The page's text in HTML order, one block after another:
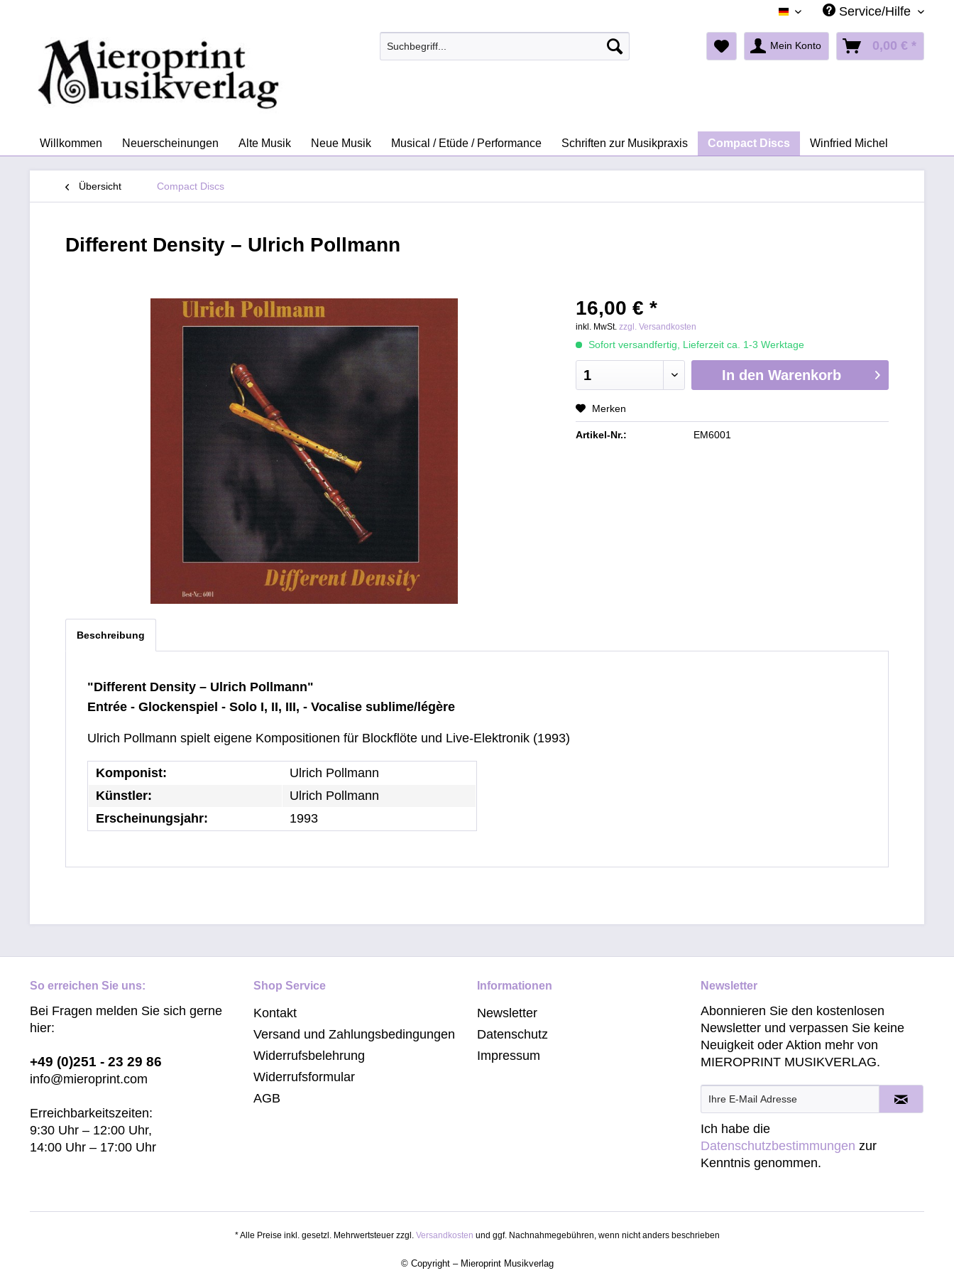
Deutsch Service/Hilfe
Mein Konto 0,00 € *
Willkommen Neuerscheinungen Alte Musik Neue Musik Musical / Etüde / Performance Schriften zur Musikpraxis Compact Discs Winfried Michel
Übersicht Compact Discs
Different Density – Ulrich Pollmann
16,00 € *
inkl. MwSt.zzgl. Versandkosten
Sofort versandfertig, Lieferzeit ca. 1-3 Werktage
In den Warenkorb
Merken
Artikel-Nr.: EM6001
Beschreibung
"Different Density – Ulrich Pollmann"
Entrée - Glockenspiel - Solo I, II, III, - Vocalise sublime/légère
Ulrich Pollmann spielt eigene Kompositionen für Blockflöte und Live-Elektronik (1993)
Komponist:
Ulrich Pollmann
Künstler:
Ulrich Pollmann
Erscheinungsjahr:
1993
So erreichen Sie uns:
Bei Fragen melden Sie sich gerne
hier:
+49 (0)251 - 23 29 86
info@mieroprint.com
Erreichbarkeitszeiten:
9:30 Uhr – 12:00 Uhr,
14:00 Uhr – 17:00 Uhr
Shop Service
Kontakt
Versand und Zahlungsbedingungen
Widerrufsbelehrung
Widerrufsformular
AGB
Informationen
Newsletter
Datenschutz
Impressum
Newsletter
Abonnieren Sie den kostenlosen
Newsletter und verpassen Sie keine
Neuigkeit oder Aktion mehr von
MIEROPRINT MUSIKVERLAG.
Ich habe die
Datenschutzbestimmungen zur
Kenntnis genommen.
* Alle Preise inkl. gesetzl. Mehrwertsteuer zzgl. Versandkosten und ggf. Nachnahmegebühren, wenn nicht anders beschrieben
© Copyright – Mieroprint Musikverlag